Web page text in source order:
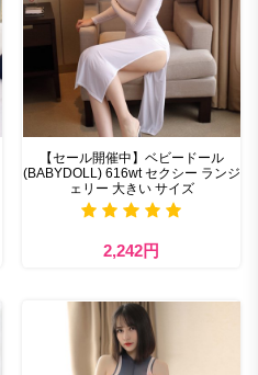
【セール開催中】ベビードール
(BABYDOLL) 616wt セクシー ランジ
ェリー 大きい サイズ
2,242円